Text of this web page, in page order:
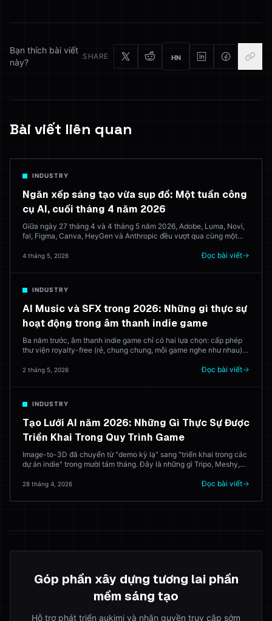
Bạn thích bài viết
này?
SHARE HN
Bài viết liên quan
INDUSTRY
Ngăn xếp sáng tạo vừa sụp đổ: Một tuần công
cụ AI, cuối tháng 4 năm 2026
Giữa ngày 27 tháng 4 và 4 tháng 5 năm 2026, Adobe, Luma, Novi,
fal, Figma, Canva, HeyGen và Anthropic đều vượt qua cùng một
nghĩa của nó, và nó để lại cho các bộ sáng tạo dựa trên trình duyệt
4 tháng 5, 2026 Đọc bài viết
INDUSTRY
AI Music và SFX trong 2026: Những gì thực sự
hoạt động trong âm thanh indie game
Ba năm trước, âm thanh indie game chỉ có hai lựa chọn: cấp phép
thư viện royalty-free (rẻ, chung chung, mỗi game nghe như nhau)
nhạc để phát hành. Dưới đây là những công cụ nào hoạt động — và
2 tháng 5, 2026 Đọc bài viết
INDUSTRY
Tạo Lưới AI năm 2026: Những Gì Thực Sự Được
Triển Khai Trong Quy Trình Game
Image-to-3D đã chuyển từ "demo kỳ lạ" sang "triển khai trong các
dự án indie" trong mười tám tháng. Đây là những gì Tripo, Meshy,
3D vẫn vượt qua mô hình mỗi lần.
28 tháng 4, 2026 Đọc bài viết
Góp phần xây dựng tương lai phần
mềm sáng tạo
Hỗ trợ phát triển aukimi và nhận quyền truy cập sớm